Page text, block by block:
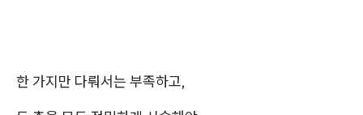
한 가지만 다뤄서는 부족하고,